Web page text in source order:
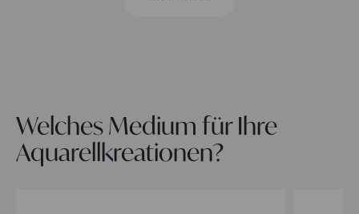
Welches Medium für Ihre
Aquarellkreationen?